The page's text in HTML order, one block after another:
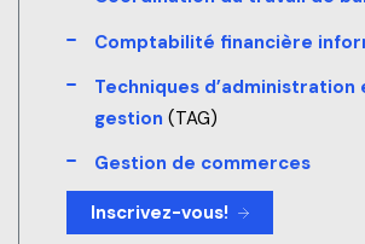
Comptabilité financière
Techniques d’administration
gestion (TAG)
Gestion de commerces
Inscrivez-vous!